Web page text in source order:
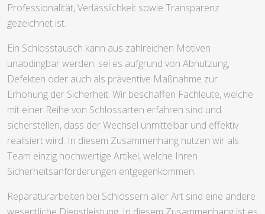
Professionalität, Verlässlichkeit sowie Transparenz
gezeichnet ist.
Ein Schlosstausch kann aus zahlreichen Motiven
unabdingbar werden: sei es aufgrund von Abnutzung,
Defekten oder auch als präventive Maßnahme zur
Erhöhung der Sicherheit. Wir beschaffen Fachleute, welche
mit einer Reihe von Schlossarten erfahren sind und
sicherstellen, dass der Wechsel unmittelbar und effektiv
realisiert wird. In diesem Zusammenhang nutzen wir als
Team einzig hochwertige Artikel, welche Ihren
Sicherheitsanforderungen entgegenkommen.
Reparaturarbeiten bei Schlössern aller Art sind eine andere